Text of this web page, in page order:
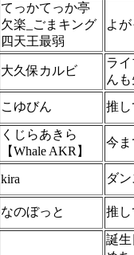
てっかてっか亭
欠楽_ごまキング
四天王最弱
よ
大久保カルビ
ラ
ん
こゆびん 推
くじらあきら
【Whale AKR】
今
kira ダ
なのぼっと 推
誕